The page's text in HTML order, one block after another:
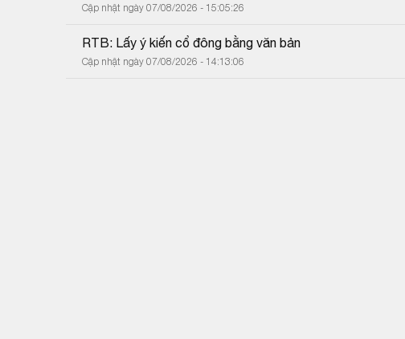
Cập nhật ngày 07/08/2026 - 15:05:26
RTB: Lấy ý kiến cổ đông bằng văn bản
Cập nhật ngày 07/08/2026 - 14:13:06